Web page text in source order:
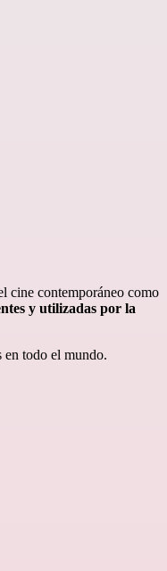
cine contemporáneo como
y utilizadas por la
en todo el mundo.